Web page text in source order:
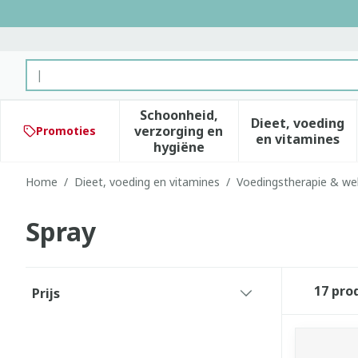
Product, merk, categorie...
Promoties
Schoonheid,
verzorging en
hygiëne
Toon submenu voor
Dieet, voeding
en vitamines
Toon
Home / Dieet, voeding en vitamines / Voedingstherapie &
Spray
Prijs
17